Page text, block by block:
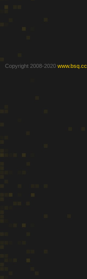
Copyright 2008-2020 www.bsq.cc